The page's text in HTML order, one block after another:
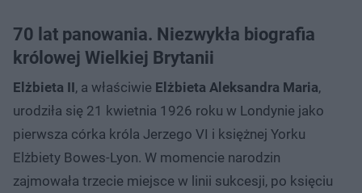
70 lat panowania. Niezwykła biografia
królowej Wielkiej Brytanii
Elżbieta II, a właściwie Elżbieta Aleksandra Maria,
urodziła się 21 kwietnia 1926 roku w Londynie jako
pierwsza córka króla Jerzego VI i księżnej Yorku
Elżbiety Bowes-Lyon. W momencie narodzin
zajmowała trzecie miejsce w linii sukcesji, po księciu